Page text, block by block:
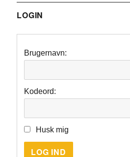
LOGIN
Brugernavn:
Kodeord:
Husk mig
LOG IND